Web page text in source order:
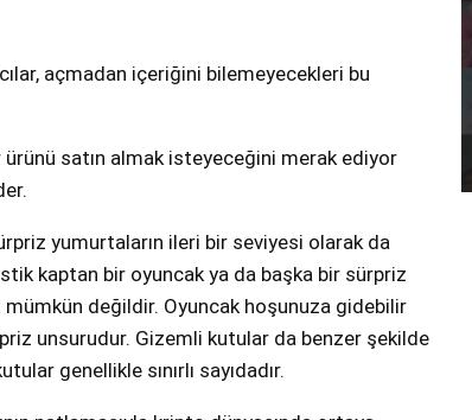
açmadan içeriğini bilemeyecekleri bu
ürünü satın almak isteyeceğini merak ediyor
yumurtaların ileri bir seviyesi olarak da
kaptan bir oyuncak ya da başka bir sürpriz
mümkün değildir. Oyuncak hoşunuza gidebilir
unsurudur. Gizemli kutular da benzer şekilde
genellikle sınırlı sayıdadır.